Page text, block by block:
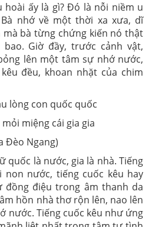
hoài ấy là gì? Đó là nỗi niềm u
nhớ về một thời xa xưa, dĩ
mà bà từng chứng kiến nó thật
Giờ đầy, trước cảnh vật,
lên một tâm sự nhớ nước,
đều, khoan nhặt của chim
lòng con quốc quốc
miệng cái gia gia
Đèo Ngang)
quốc là nước, gia là nhà. Tiếng
non nước, tiếng cuốc kêu hay
đồng điệu trong âm thanh da
hồn nhà thơ rộn lên, nao lên
nước. Tiếng cuốc kêu như ứng